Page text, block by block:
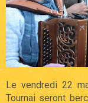
Le vendredi 22
Tournai seront